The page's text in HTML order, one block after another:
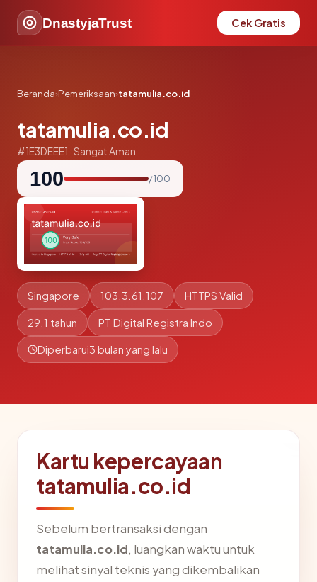
DnastyjaTrust Cek Gratis
Beranda›Pemeriksaan›tatamulia.co.id
tatamulia.co.id
#1E3DEEE1 · Sangat Aman
100 / 100
Singapore 103.3.61.107 HTTPS Valid
29.1 tahun PT Digital Registra Indo
Diperbarui3 bulan yang lalu
Kartu kepercayaan
tatamulia.co.id
Sebelum bertransaksi dengan
tatamulia.co.id, luangkan waktu untuk
melihat sinyal teknis yang dikembalikan